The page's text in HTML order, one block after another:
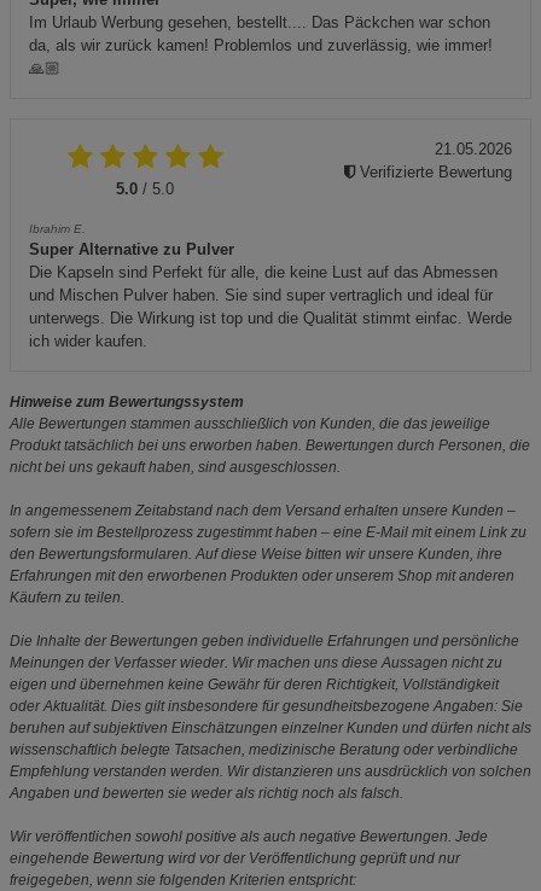
Im Urlaub Werbung gesehen, bestellt.... Das Päckchen war schon
da, als wir zurück kamen! Problemlos und zuverlässig, wie immer!
🙏🏼
5.0 / 5.0
Ibrahim E.
Super Alternative zu Pulver
Die Kapseln sind Perfekt für alle, die keine Lust auf das Abmessen
und Mischen Pulver haben. Sie sind super vertraglich und ideal für
unterwegs. Die Wirkung ist top und die Qualität stimmt einfac. Werde
ich wider kaufen.
21.05.2026
Verifizierte Bewertung
Hinweise zum Bewertungssystem
Alle Bewertungen stammen ausschließlich von Kunden, die das jeweilige
Produkt tatsächlich bei uns erworben haben. Bewertungen durch Personen, die
nicht bei uns gekauft haben, sind ausgeschlossen.
In angemessenem Zeitabstand nach dem Versand erhalten unsere Kunden –
sofern sie im Bestellprozess zugestimmt haben – eine E-Mail mit einem Link zu
den Bewertungsformularen. Auf diese Weise bitten wir unsere Kunden, ihre
Erfahrungen mit den erworbenen Produkten oder unserem Shop mit anderen
Käufern zu teilen.
Die Inhalte der Bewertungen geben individuelle Erfahrungen und persönliche
Meinungen der Verfasser wieder. Wir machen uns diese Aussagen nicht zu
eigen und übernehmen keine Gewähr für deren Richtigkeit, Vollständigkeit
oder Aktualität. Dies gilt insbesondere für gesundheitsbezogene Angaben: Sie
beruhen auf subjektiven Einschätzungen einzelner Kunden und dürfen nicht als
wissenschaftlich belegte Tatsachen, medizinische Beratung oder verbindliche
Empfehlung verstanden werden. Wir distanzieren uns ausdrücklich von solchen
Angaben und bewerten sie weder als richtig noch als falsch.
Wir veröffentlichen sowohl positive als auch negative Bewertungen. Jede
eingehende Bewertung wird vor der Veröffentlichung geprüft und nur
freigegeben, wenn sie folgenden Kriterien entspricht: